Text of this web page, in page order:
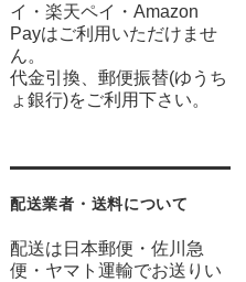
イ・楽天ペイ・Amazon
Payはご利用いただけませ
ん。
代金引換、郵便振替(ゆうち
ょ銀行)をご利用下さい。
配送業者・送料について
配送は日本郵便・佐川急
便・ヤマト運輸でお送りい